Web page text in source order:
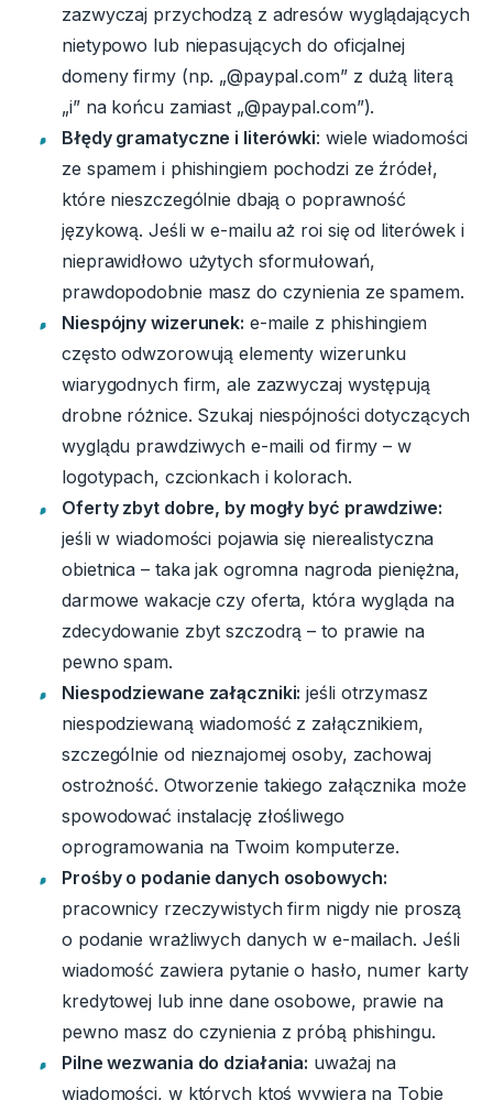
zazwyczaj przychodzą z adresów wyglądających
nietypowo lub niepasujących do oficjalnej
domeny firmy (np. „@paypaI.com” z dużą literą
„i” na końcu zamiast „@paypal.com”).
Błędy gramatyczne i literówki: wiele wiadomości
ze spamem i phishingiem pochodzi ze źródeł,
które nieszczególnie dbają o poprawność
językową. Jeśli w e-mailu aż roi się od literówek i
nieprawidłowo użytych sformułowań,
prawdopodobnie masz do czynienia ze spamem.
Niespójny wizerunek: e-maile z phishingiem
często odwzorowują elementy wizerunku
wiarygodnych firm, ale zazwyczaj występują
drobne różnice. Szukaj niespójności dotyczących
wyglądu prawdziwych e-maili od firmy – w
logotypach, czcionkach i kolorach.
Oferty zbyt dobre, by mogły być prawdziwe:
jeśli w wiadomości pojawia się nierealistyczna
obietnica – taka jak ogromna nagroda pieniężna,
darmowe wakacje czy oferta, która wygląda na
zdecydowanie zbyt szczodrą – to prawie na
pewno spam.
Niespodziewane załączniki: jeśli otrzymasz
niespodziewaną wiadomość z załącznikiem,
szczególnie od nieznajomej osoby, zachowaj
ostrożność. Otworzenie takiego załącznika może
spowodować instalację złośliwego
oprogramowania na Twoim komputerze.
Prośby o podanie danych osobowych:
pracownicy rzeczywistych firm nigdy nie proszą
o podanie wrażliwych danych w e-mailach. Jeśli
wiadomość zawiera pytanie o hasło, numer karty
kredytowej lub inne dane osobowe, prawie na
pewno masz do czynienia z próbą phishingu.
Pilne wezwania do działania: uważaj na
wiadomości, w których ktoś wywiera na Tobie